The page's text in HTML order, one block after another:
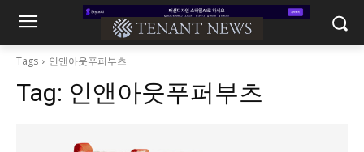
Tags 인앤아웃푸퍼부츠
Tag: 인앤아웃푸퍼부츠